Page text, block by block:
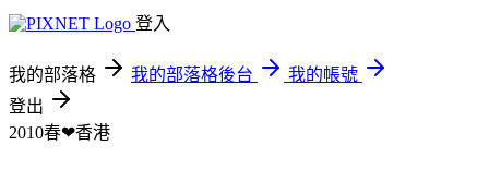
登入
我的部落格 我的部落格後台
我的帳號
登出
2010春❤香港